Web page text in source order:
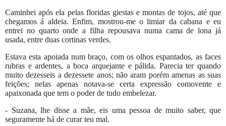
Caminhei após ela pelas floridas giestas e montas de tojos, até que
chegamos á aldeia. Enfim, mostrou-me o limiar da cabana e eu
entrei no quarto onde a filha repousava numa cama de lona já
usada, entre duas cortinas verdes.
Estava esta apoiada num braço, com os olhos espantados, as faces
rubras e ardentes, a boca arquejante e pálida. Parecia ter quando
muito dezesseis a dezessete anos; não aram porém amenas as suas
feições; nelas apenas notava-se certa expressão comovente e
apaixonada que tem o poder de tudo embelezar.
- Suzana, lhe disse a mãe, eis uma pessoa de muito saber, que
seguramente há de curar teu mal.